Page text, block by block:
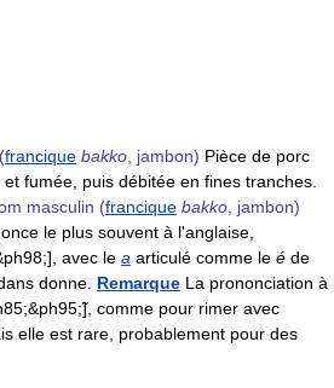
(francique bakko, jambon) Pièce de porc
fumée, puis débitée en fines tranches.
masculin (francique bakko, jambon)
le plus souvent à l'anglaise,
avec le a articulé comme le é de
donne. Remarque La prononciation à
comme pour rimer avec
elle est rare, probablement pour des